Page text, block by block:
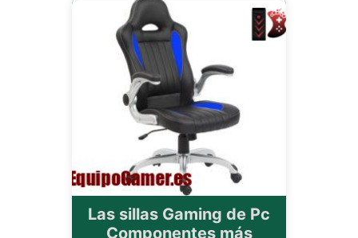
Las sillas Gaming de Pc
Componentes más